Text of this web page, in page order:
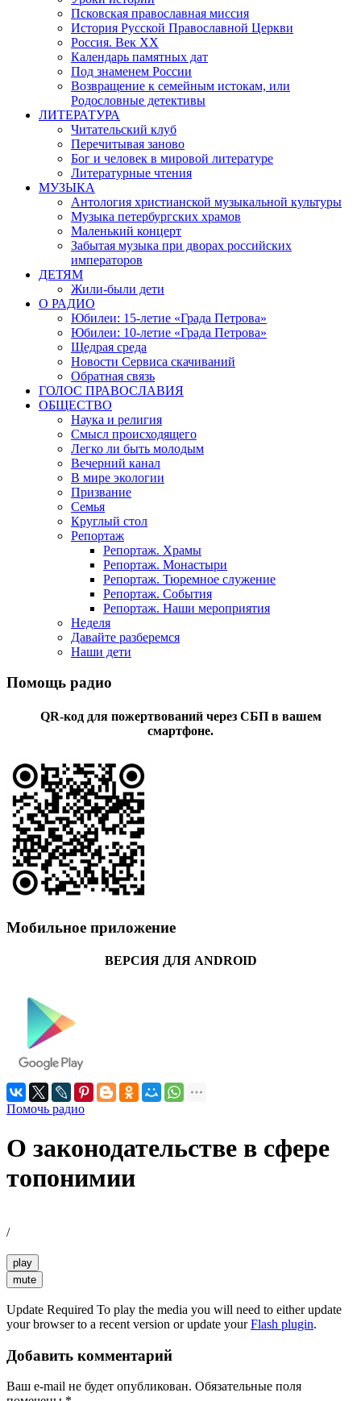
Псковская православная миссия
История Русской Православной Церкви
Россия. Век ХХ
Календарь памятных дат
Под знаменем России
Возвращение к семейным истокам, или
Родословные детективы
ЛИТЕРАТУРА
Читательский клуб
Перечитывая заново
Бог и человек в мировой литературе
Литературные чтения
МУЗЫКА
Антология христианской музыкальной культуры
Музыка петербургских храмов
Маленький концерт
Забытая музыка при дворах российских
императоров
ДЕТЯМ
Жили-были дети
О РАДИО
Юбилеи: 15-летие «Града Петрова»
Юбилеи: 10-летие «Града Петрова»
Щедрая среда
Новости Сервиса скачиваний
Обратная связь
ГОЛОС ПРАВОСЛАВИЯ
ОБЩЕСТВО
Наука и религия
Смысл происходящего
Легко ли быть молодым
Вечерний канал
В мире экологии
Призвание
Семья
Круглый стол
Репортаж
Репортаж. Храмы
Репортаж. Монастыри
Репортаж. Тюремное служение
Репортаж. События
Репортаж. Наши мероприятия
Неделя
Давайте разберемся
Наши дети
Помощь радио
QR-код для пожертвований через СБП в вашем
смартфоне.
Мобильное приложение
ВЕРСИЯ ДЛЯ ANDROID
Помочь радио
О законодательстве в сфере
топонимии
/
play
mute
Update Required To play the media you will need to either update
your browser to a recent version or update yourFlash plugin.
Добавить комментарий
Ваш e-mail не будет опубликован. Обязательные поля